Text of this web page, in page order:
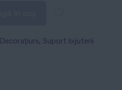
Decorațiuni, Suport bijuterii